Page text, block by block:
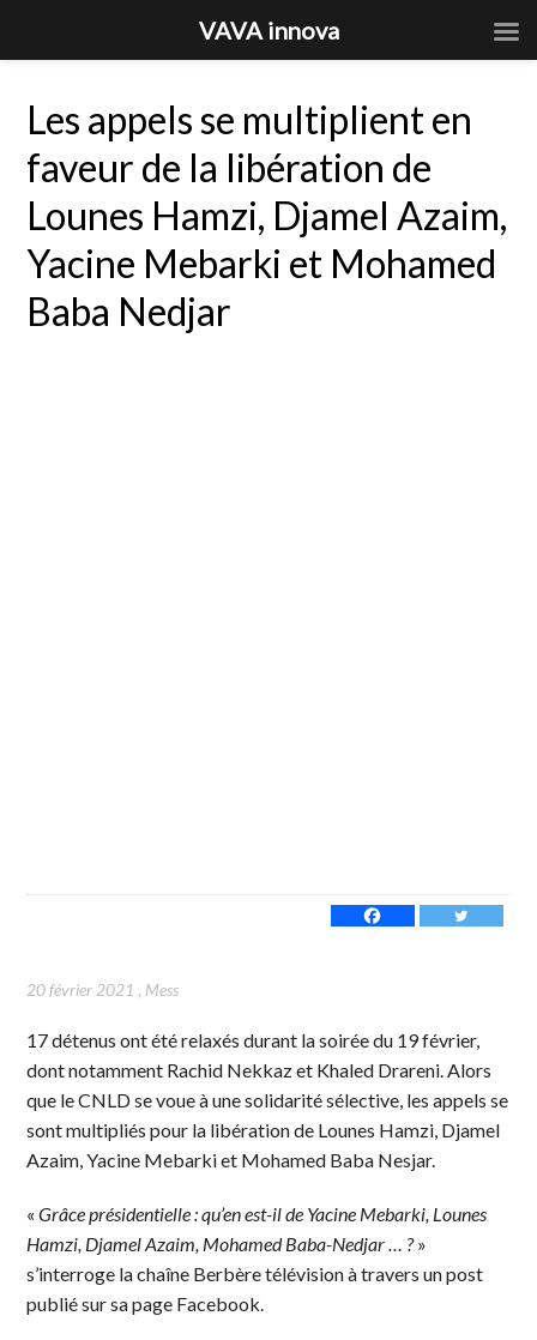
Les appels se multiplient en
faveur de la libération de
Lounes Hamzi, Djamel Azaim,
Yacine Mebarki et Mohamed
Baba Nedjar
20 février 2021 , Mess
17 détenus ont été relaxés durant la soirée du 19 février,
dont notamment Rachid Nekkaz et Khaled Drareni. Alors
que le CNLD se voue à une solidarité sélective, les appels se
sont multipliés pour la libération de Lounes Hamzi, Djamel
Azaim, Yacine Mebarki et Mohamed Baba Nesjar.
«Grâce présidentielle : qu’en est-il de Yacine Mebarki, Lounes
Hamzi, Djamel Azaim, Mohamed Baba-Nedjar … ?»
s’interroge la chaîne Berbère télévision à travers un post
publié sur sa page Facebook.
VAVA innova